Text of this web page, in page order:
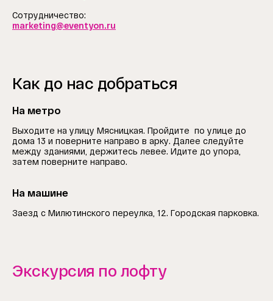
Сотрудничество:
marketing@eventyon.ru
Как до нас добраться
На метро
Выходите на улицу Мясницкая. Пройдите по улице до
дома 13 и поверните направо в арку. Далее следуйте
между зданиями, держитесь левее. Идите до упора,
затем поверните направо.
На машине
Заезд с Милютинского переулка, 12. Городская парковка.
Экскурсия по лофту